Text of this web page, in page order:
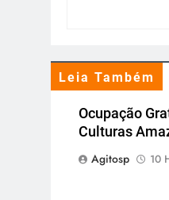
Leia Também
Ocupação
Culturas
Agitosp
10